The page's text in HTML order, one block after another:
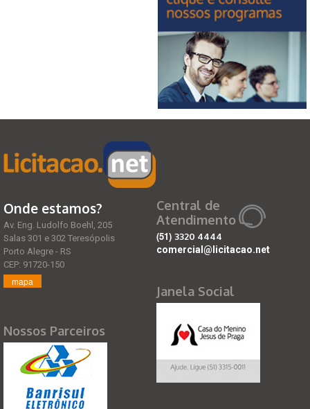
Onde estamos?
Av. Eng. Ludolfo Boehl, 205
Salas 301 e 302 Teresópolis
Porto Alegre - RS
CEP: 91720-150
mapa
Nossos Parceiros
Central de
Atendimento
(51) 3320 4444
comercial@licitacao.net
Janela Social